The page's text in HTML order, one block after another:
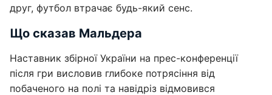
друг, футбол втрачає будь-який сенс.
Що сказав Мальдера
Наставник збірної України на прес-конференції
після гри висловив глибоке потрясіння від
побаченого на полі та навідріз відмовився